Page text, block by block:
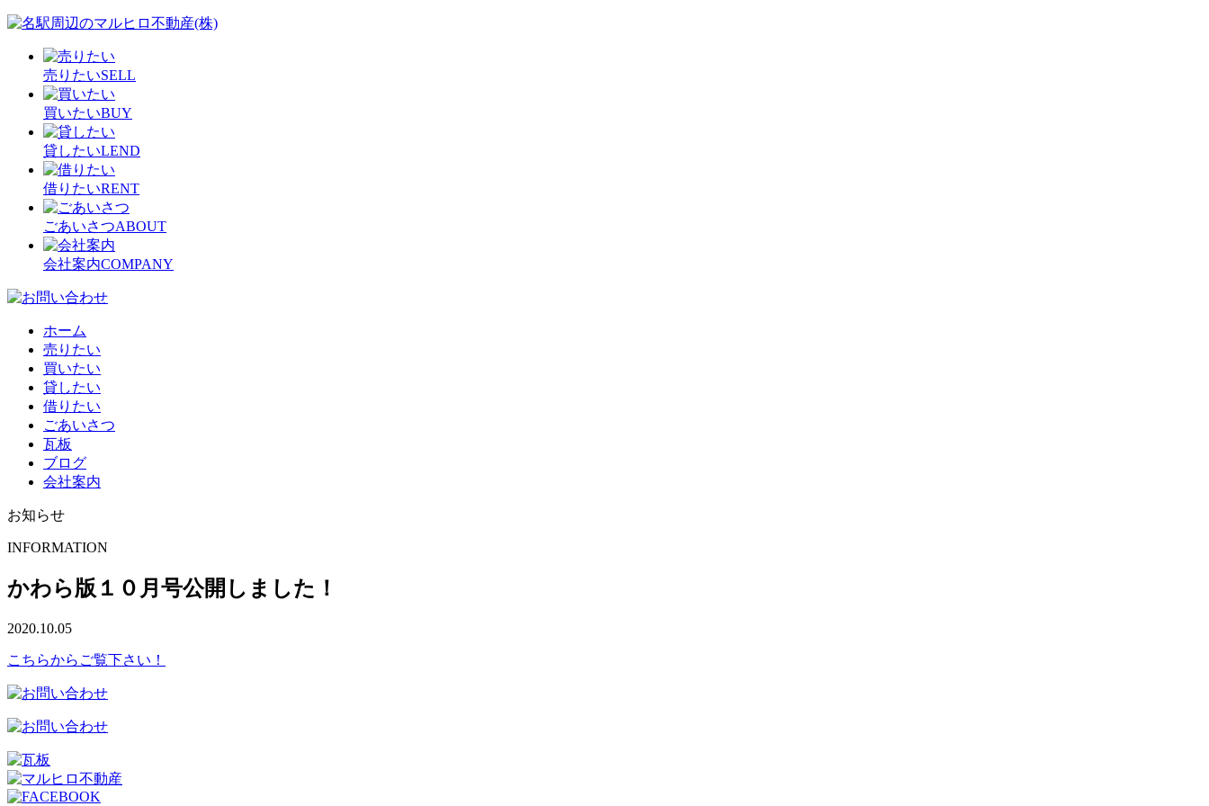
売りたいSELL
買いたいBUY
貸したいLEND
借りたいRENT
ごあいさつABOUT
会社案内COMPANY
ホーム
売りたい
買いたい
貸したい
借りたい
ごあいさつ
瓦板
ブログ
会社案内
お知らせ
INFORMATION
かわら版１０月号公開しました！
2020.10.05
こちらからご覧下さい！